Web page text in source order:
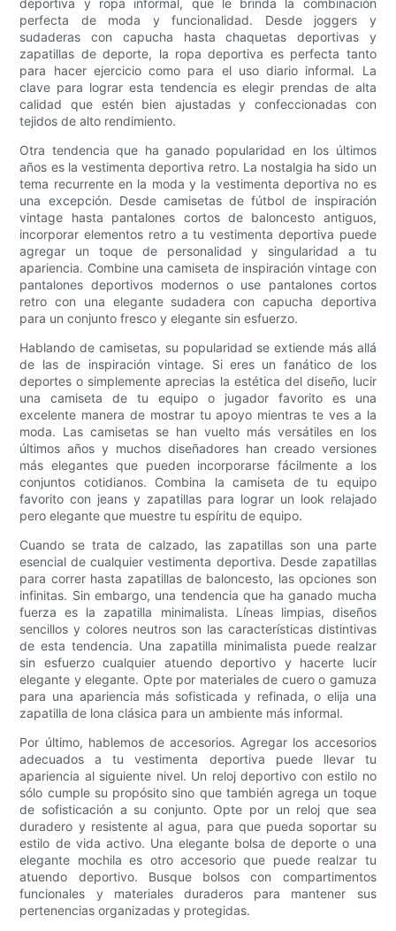
deportiva y ropa informal, que le brinda la combinación
perfecta de moda y funcionalidad. Desde joggers y
sudaderas con capucha hasta chaquetas deportivas y
zapatillas de deporte, la ropa deportiva es perfecta tanto
para hacer ejercicio como para el uso diario informal. La
clave para lograr esta tendencia es elegir prendas de alta
calidad que estén bien ajustadas y confeccionadas con
tejidos de alto rendimiento.
Otra tendencia que ha ganado popularidad en los últimos
años es la vestimenta deportiva retro. La nostalgia ha sido un
tema recurrente en la moda y la vestimenta deportiva no es
una excepción. Desde camisetas de fútbol de inspiración
vintage hasta pantalones cortos de baloncesto antiguos,
incorporar elementos retro a tu vestimenta deportiva puede
agregar un toque de personalidad y singularidad a tu
apariencia. Combine una camiseta de inspiración vintage con
pantalones deportivos modernos o use pantalones cortos
retro con una elegante sudadera con capucha deportiva
para un conjunto fresco y elegante sin esfuerzo.
Hablando de camisetas, su popularidad se extiende más allá
de las de inspiración vintage. Si eres un fanático de los
deportes o simplemente aprecias la estética del diseño, lucir
una camiseta de tu equipo o jugador favorito es una
excelente manera de mostrar tu apoyo mientras te ves a la
moda. Las camisetas se han vuelto más versátiles en los
últimos años y muchos diseñadores han creado versiones
más elegantes que pueden incorporarse fácilmente a los
conjuntos cotidianos. Combina la camiseta de tu equipo
favorito con jeans y zapatillas para lograr un look relajado
pero elegante que muestre tu espíritu de equipo.
Cuando se trata de calzado, las zapatillas son una parte
esencial de cualquier vestimenta deportiva. Desde zapatillas
para correr hasta zapatillas de baloncesto, las opciones son
infinitas. Sin embargo, una tendencia que ha ganado mucha
fuerza es la zapatilla minimalista. Líneas limpias, diseños
sencillos y colores neutros son las características distintivas
de esta tendencia. Una zapatilla minimalista puede realzar
sin esfuerzo cualquier atuendo deportivo y hacerte lucir
elegante y elegante. Opte por materiales de cuero o gamuza
para una apariencia más sofisticada y refinada, o elija una
zapatilla de lona clásica para un ambiente más informal.
Por último, hablemos de accesorios. Agregar los accesorios
adecuados a tu vestimenta deportiva puede llevar tu
apariencia al siguiente nivel. Un reloj deportivo con estilo no
sólo cumple su propósito sino que también agrega un toque
de sofisticación a su conjunto. Opte por un reloj que sea
duradero y resistente al agua, para que pueda soportar su
estilo de vida activo. Una elegante bolsa de deporte o una
elegante mochila es otro accesorio que puede realzar tu
atuendo deportivo. Busque bolsos con compartimentos
funcionales y materiales duraderos para mantener sus
pertenencias organizadas y protegidas.